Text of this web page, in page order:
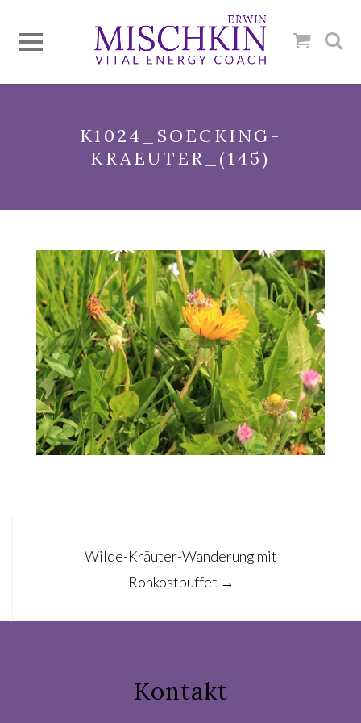
K1024_SOECKING-
KRAEUTER_(145)
navigation
Wilde-Kräuter-Wanderung mit
Rohkostbuffet →
Kontakt